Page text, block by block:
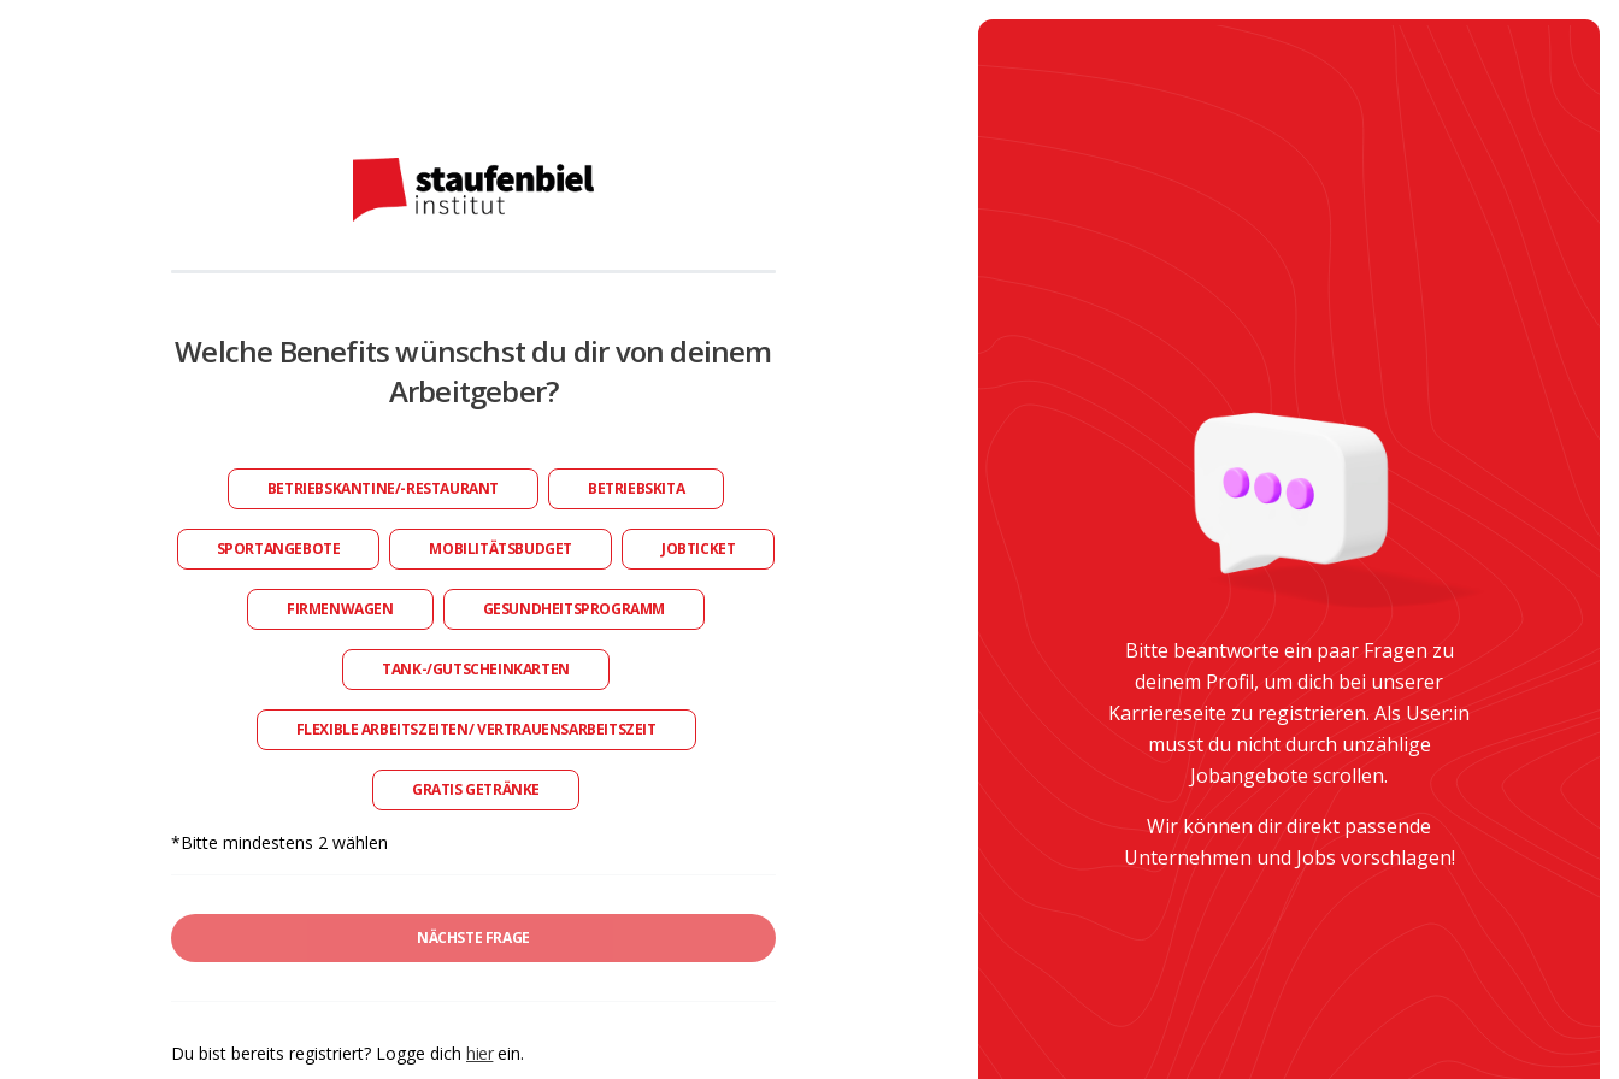
Welche Benefits wünschst du dir von deinem
Arbeitgeber?
BETRIEBSKANTINE/-RESTAURANT BETRIEBSKITA
SPORTANGEBOTE MOBILITÄTSBUDGET JOBTICKET
FIRMENWAGEN GESUNDHEITSPROGRAMM
TANK-/GUTSCHEINKARTEN
FLEXIBLE ARBEITSZEITEN/ VERTRAUENSARBEITSZEIT
GRATIS GETRÄNKE
*Bitte mindestens 2 wählen
NÄCHSTE FRAGE
Du bist bereits registriert? Logge dich hierein.
Bitte beantworte ein paar Fragen zu
deinem Profil, um dich bei unserer
Karriereseite zu registrieren. Als User:in
musst du nicht durch unzählige
Jobangebote scrollen.
Wir können dir direkt passende
Unternehmen und Jobs vorschlagen!